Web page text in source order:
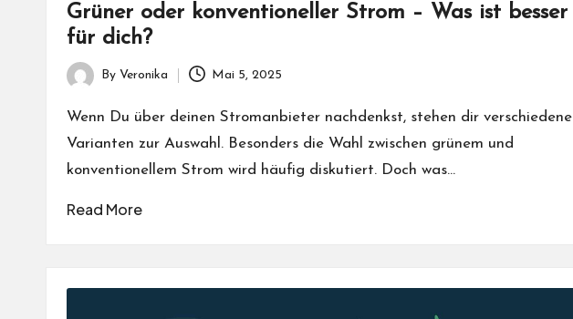
Grüner oder konventioneller Strom – Was ist besser
für dich?
Posted
by
By Veronika Mai 5, 2025
Wenn Du über deinen Stromanbieter nachdenkst, stehen dir verschiedene
Varianten zur Auswahl. Besonders die Wahl zwischen grünem und
konventionellem Strom wird häufig diskutiert. Doch was…
Read More